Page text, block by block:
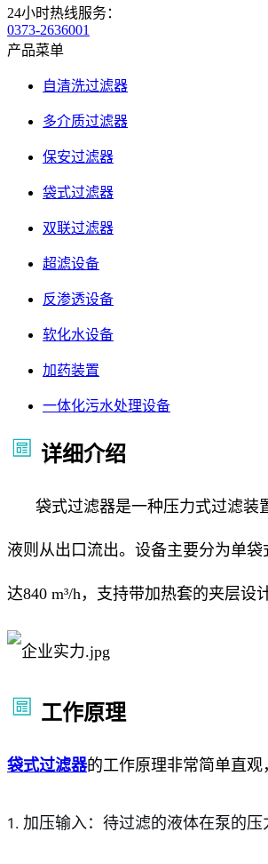
24小时热线服务：
0373-2636001
产品菜单
自清洗过滤器
多介质过滤器
保安过滤器
袋式过滤器
双联过滤器
超滤设备
反渗透设备
软化水设备
加药装置
一体化污水处理设备
详细介绍
袋式过滤器是一种压力式过滤装
液则从出口流出。设备主要分为单
达840 m³/h，支持带加热套的夹层设
工作原理
袋式过滤器的工作原理非常简单直观
加压输入：待过滤的液体在泵的压